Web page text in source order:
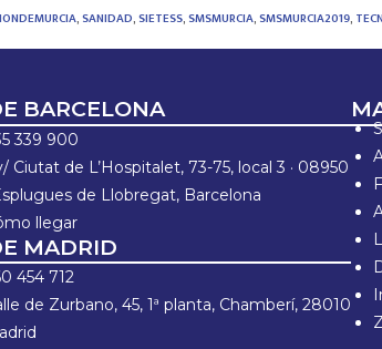
,SANIDAD,SIETESS,SMSMURCIA,SMSMURCIA2019,
BARCELONA
339 900
Ciutat de L’Hospitalet, 73-75, local 3 · 08950
de Llobregat, Barcelona
llegar
MADRID
454 712
de Zurbano, 45, 1ª planta, Chamberí, 28010